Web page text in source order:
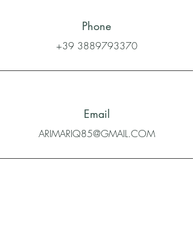
Phone
+39 3889793370
Email
ARIMARIQ85@GMAIL.COM